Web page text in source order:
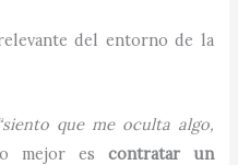
del entorno de la
que me oculta algo,
mejor es contratar un